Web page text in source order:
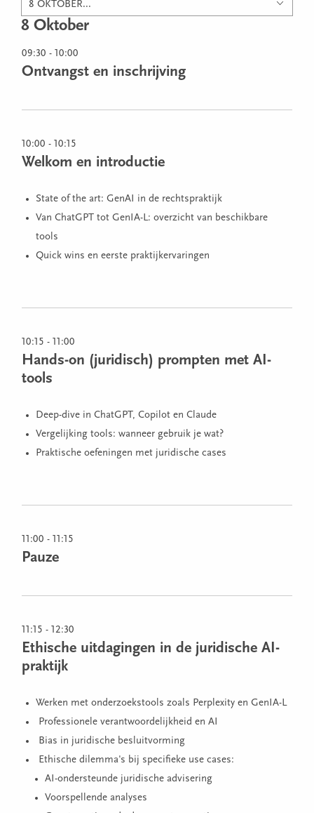
8 OKTOBER...
8 Oktober
09:30 - 10:00
Ontvangst en inschrijving
10:00 - 10:15
Welkom en introductie
State of the art: GenAI in de rechtspraktijk
Van ChatGPT tot GenIA-L: overzicht van beschikbare
tools
Quick wins en eerste praktijkervaringen
10:15 - 11:00
Hands-on (juridisch) prompten met AI-
tools
Deep-dive in ChatGPT, Copilot en Claude
Vergelijking tools: wanneer gebruik je wat?
Praktische oefeningen met juridische cases
11:00 - 11:15
Pauze
11:15 - 12:30
Ethische uitdagingen in de juridische AI-
praktijk
Werken met onderzoekstools zoals Perplexity en GenIA-L
Professionele verantwoordelijkheid en AI
Bias in juridische besluitvorming
Ethische dilemma's bij specifieke use cases:
AI-ondersteunde juridische advisering
Voorspellende analyses